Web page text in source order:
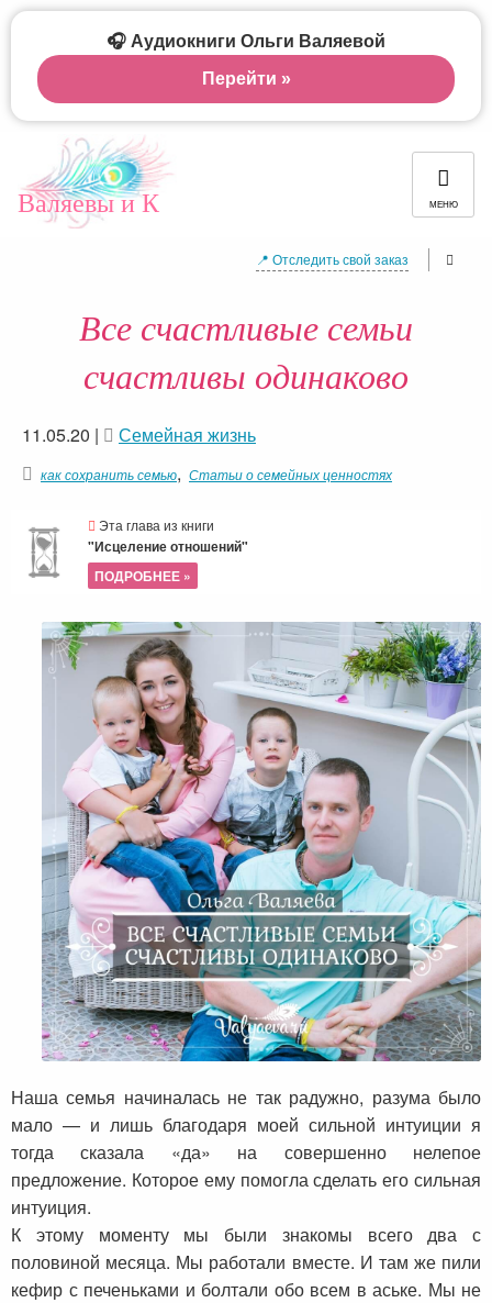
Валяевы и К МЕНЮ
📍 Отследить свой заказ
Все счастливые семьи
счастливы одинаково
11.05.20 | Семейная жизнь
как сохранить семью, Статьи о семейных ценностях
Эта глава из книги
"Исцеление отношений"
ПОДРОБНЕЕ »
Наша семья начиналась не так радужно, разума было
мало — и лишь благодаря моей сильной интуиции я
тогда сказала «да» на совершенно нелепое
предложение. Которое ему помогла сделать его сильная
интуиция.
К этому моменту мы были знакомы всего два с
половиной месяца. Мы работали вместе. И там же пили
кефир с печеньками и болтали обо всем в аське. Мы не
🎧 Аудиокниги Ольги Валяевой
Перейти »